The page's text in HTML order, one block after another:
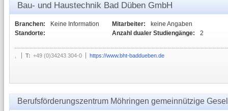
Bau- und Haustechnik Bad Düben GmbH
Branchen:
Keine Information
Standorte:
Mitarbeiter:
keine Angaben
Anzahl dualer Studiengänge:
2
T: +49 (0)34243 304-0 https://www.bht-baddueben.de
Berufsförderungszentrum Möhringen gemeinnützige